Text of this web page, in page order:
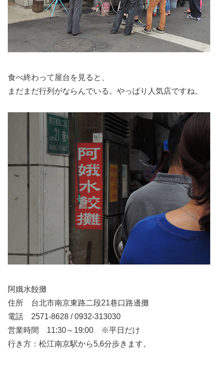
食べ終わって屋台を見ると、
まだまだ行列がならんでいる。やっぱり人気店ですね。
阿娥水餃攤
住所 台北市南京東路二段21巷口路邊攤
電話 2571-8628 / 0932-313030
営業時間 11:30～19:00 ※平日だけ
行き方：松江南京駅から5,6分歩きます。